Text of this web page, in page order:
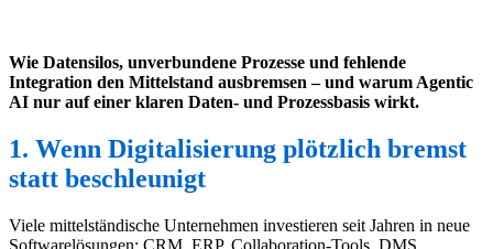
Wie Datensilos, unverbundene Prozesse und fehlende
Integration den Mittelstand ausbremsen – und warum Agentic
AI nur auf einer klaren Daten- und Prozessbasis wirkt.
1. Wenn Digitalisierung plötzlich bremst
statt beschleunigt
Viele mittelständische Unternehmen investieren seit Jahren in neue
Softwarelösungen: CRM, ERP, Collaboration-Tools, DMS,